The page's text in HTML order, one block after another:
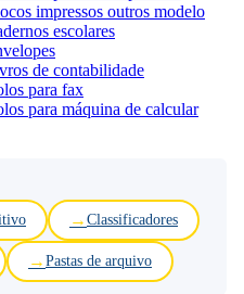
impressos outros modelo
escolares
de contabilidade
para fax
para máquina de calcular
Classificadores
Pastas de arquivo